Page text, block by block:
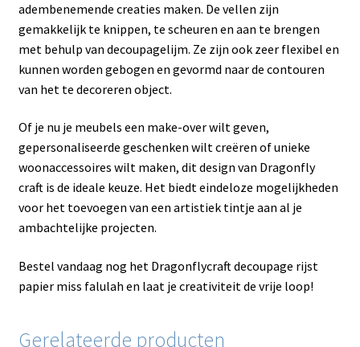
adembenemende creaties maken. De vellen zijn
gemakkelijk te knippen, te scheuren en aan te brengen
met behulp van decoupagelijm. Ze zijn ook zeer flexibel en
kunnen worden gebogen en gevormd naar de contouren
van het te decoreren object.
Of je nu je meubels een make-over wilt geven,
gepersonaliseerde geschenken wilt creëren of unieke
woonaccessoires wilt maken, dit design van Dragonfly
craft is de ideale keuze. Het biedt eindeloze mogelijkheden
voor het toevoegen van een artistiek tintje aan al je
ambachtelijke projecten.
Bestel vandaag nog het Dragonflycraft decoupage rijst
papier miss falulah en laat je creativiteit de vrije loop!
Gerelateerde producten